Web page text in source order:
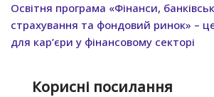
Освітня програма «Фінанси,
страхування та фондовий ринок» –
для кар’єри у фінансовому секторі
Корисні посилання